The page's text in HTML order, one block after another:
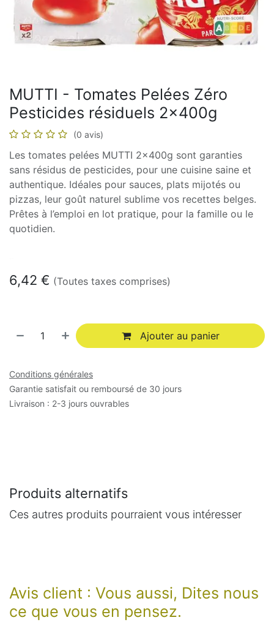
MUTTI - Tomates Pelées Zéro
Pesticides résiduels 2x400g
(0 avis)
Les tomates pelées MUTTI 2x400g sont garanties
sans résidus de pesticides, pour une cuisine saine et
authentique. Idéales pour sauces, plats mijotés ou
pizzas, leur goût naturel sublime vos recettes belges.
Prêtes à l’emploi en lot pratique, pour la famille ou le
quotidien.
6,42 € (Toutes taxes comprises)
Ajouter au panier
Conditions générales
Garantie satisfait ou remboursé de 30 jours
Livraison : 2-3 jours ouvrables
Produits alternatifs
Ces autres produits pourraient vous intéresser
Avis client : Vous aussi, Dites nous
ce que vous en pensez.